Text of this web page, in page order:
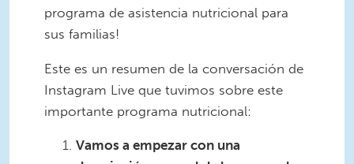
programa de asistencia nutricional para
sus familias!
Este es un resumen de la conversación de
Instagram Live que tuvimos sobre este
importante programa nutricional:
Vamos a empezar con una